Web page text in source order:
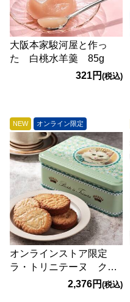
大阪本家駿河屋と作っ
た 白桃水羊羹 85g
321円(税込)
NEW オンライン限定
オンラインストア限定
ラ・トリニテーヌ クッ
キー ロイヤルキャッ
2,376円(税込)